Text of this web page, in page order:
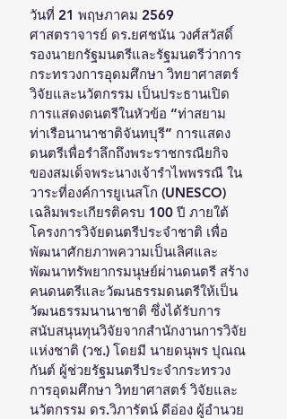
วันที่ 21 พฤษภาคม 2569
ศาสตราจารย์ ดร.ยศชนัน วงศ์สวัสดิ์
รองนายกรัฐมนตรีและรัฐมนตรีว่าการ
กระทรวงการอุดมศึกษา วิทยาศาสตร์
วิจัยและนวัตกรรม เป็นประธานเปิด
การแสดงดนตรีในหัวข้อ “ท่าสยาม
ท่าเรือนานาชาติจันทบุรี” การแสดง
ดนตรีเพื่อรำลึกถึงพระราชกรณียกิจ
ของสมเด็จพระนางเจ้ารำไพพรรณี ใน
วาระที่องค์การยูเนสโก (UNESCO)
เฉลิมพระเกียรติครบ 100 ปี ภายใต้
โครงการวิจัยดนตรีประจำชาติ เพื่อ
พัฒนาศักยภาพความเป็นเลิศและ
พัฒนาทรัพยากรมนุษย์ผ่านดนตรี สร้าง
คนดนตรีและวัฒนธรรมดนตรีให้เป็น
วัฒนธรรมนานาชาติ ซึ่งได้รับการ
สนับสนุนทุนวิจัยจากสำนักงานการวิจัย
แห่งชาติ (วช.) โดยมี นายดนุพร ปุณณ
กันต์ ผู้ช่วยรัฐมนตรีประจำกระทรวง
การอุดมศึกษา วิทยาศาสตร์ วิจัยและ
นวัตกรรม ดร.วิภารัตน์ ดีอ่อง ผู้อำนวย